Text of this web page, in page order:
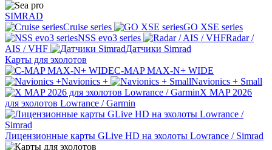
SIMRAD
Cruise series
GO XSE series
NSS evo3 series
Radar /
AIS / VHF
Датчики Simrad
Карты для эхолотов
C-MAP MAX-N+ WIDE
Navionics +
Navionics + Small
X MAP 2026
для эхолотов Lowrance / Garmin
Лицензионные карты GLive HD на эхолоты Lowrance / Simrad